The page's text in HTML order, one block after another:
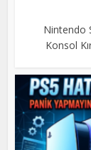
Nintendo
Konsol